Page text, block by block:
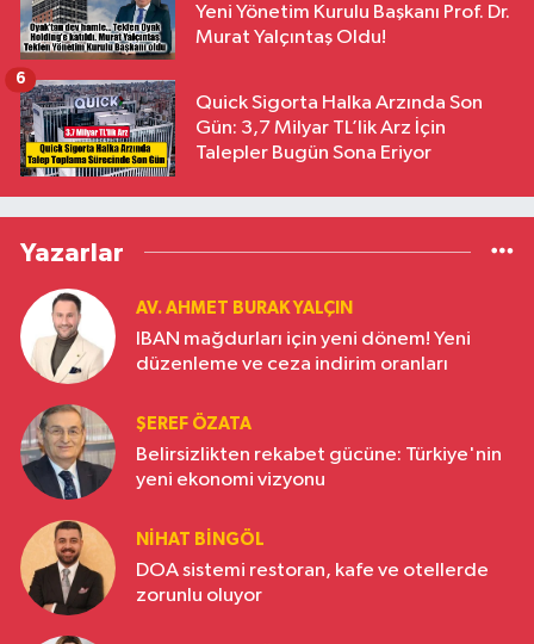
Yeni Yönetim Kurulu Başkanı Prof. Dr.
Murat Yalçıntaş Oldu!
Quick Sigorta Halka Arzında Son
Gün: 3,7 Milyar TL’lik Arz İçin
Talepler Bugün Sona Eriyor
6
Yazarlar
AV. AHMET BURAK YALÇIN
IBAN mağdurları için yeni dönem! Yeni
düzenleme ve ceza indirim oranları
ŞEREF ÖZATA
Belirsizlikten rekabet gücüne: Türkiye'nin
yeni ekonomi vizyonu
NIHAT BINGÖL
DOA sistemi restoran, kafe ve otellerde
zorunlu oluyor